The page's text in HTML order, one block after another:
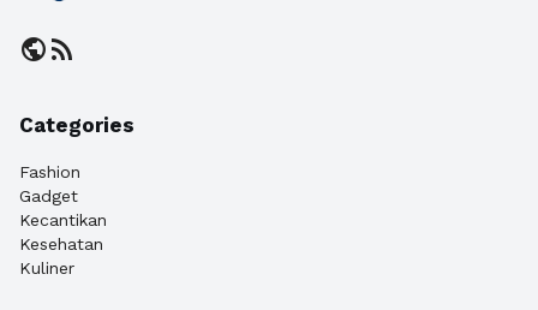
publicrss_feed
Categories
Fashion
Gadget
Kecantikan
Kesehatan
Kuliner